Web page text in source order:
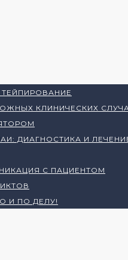
КЛИНИЧЕСКИХ
ДИАГНОСТИКА И
С ПАЦИЕНТОМ
И ПО ДЕЛУ!